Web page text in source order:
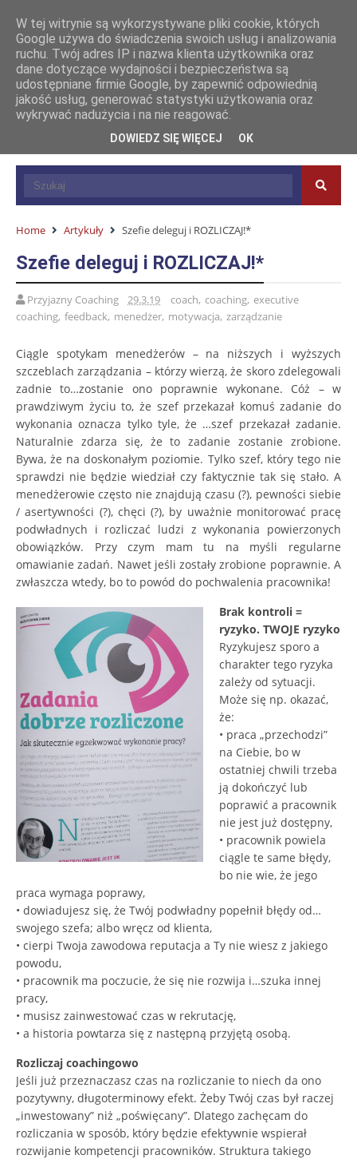
Home Artykuły Szefie deleguj i ROZLICZAJ!*
Szefie deleguj i ROZLICZAJ!*
Przyjazny Coaching 29.3.19 coach, coaching, executive
coaching, feedback, menedżer, motywacja, zarządzanie
Ciągle spotykam menedżerów – na niższych i wyższych
szczeblach zarządzania – którzy wierzą, że skoro zdelegowali
zadnie to…zostanie ono poprawnie wykonane. Cóż – w
prawdziwym życiu to, że szef przekazał komuś zadanie do
wykonania oznacza tylko tyle, że …szef przekazał zadanie.
Naturalnie zdarza się, że to zadanie zostanie zrobione.
Bywa, że na doskonałym poziomie. Tylko szef, który tego nie
sprawdzi nie będzie wiedział czy faktycznie tak się stało. A
menedżerowie często nie znajdują czasu (?), pewności siebie
/ asertywności (?), chęci (?), by uważnie monitorować pracę
podwładnych i rozliczać ludzi z wykonania powierzonych
obowiązków. Przy czym mam tu na myśli regularne
omawianie zadań. Nawet jeśli zostały zrobione poprawnie. A
zwłaszcza wtedy, bo to powód do pochwalenia pracownika!
Brak kontroli =
ryzyko. TWOJE ryzyko
Ryzykujesz sporo a
charakter tego ryzyka
zależy od sytuacji.
Może się np. okazać,
że:
• praca „przechodzi”
na Ciebie, bo w
ostatniej chwili trzeba
ją dokończyć lub
poprawić a pracownik
nie jest już dostępny,
• pracownik powiela
ciągle te same błędy,
bo nie wie, że jego
praca wymaga poprawy,
• dowiadujesz się, że Twój podwładny popełnił błędy od…
swojego szefa; albo wręcz od klienta,
• cierpi Twoja zawodowa reputacja a Ty nie wiesz z jakiego
powodu,
• pracownik ma poczucie, że się nie rozwija i…szuka innej
pracy,
• musisz zainwestować czas w rekrutację,
• a historia powtarza się z następną przyjętą osobą.
Rozliczaj coachingowo
Jeśli już przeznaczasz czas na rozliczanie to niech da ono
pozytywny, długoterminowy efekt. Żeby Twój czas był raczej
„inwestowany” niż „poświęcany”. Dlatego zachęcam do
rozliczania w sposób, który będzie efektywnie wspierał
rozwijanie kompetencji pracowników. Struktura takiego
W tej witrynie są wykorzystywane pliki cookie, których
Google używa do świadczenia swoich usług i analizowania
ruchu. Twój adres IP i nazwa klienta użytkownika oraz
dane dotyczące wydajności i bezpieczeństwa są
udostępniane firmie Google, by zapewnić odpowiednią
jakość usług, generować statystyki użytkowania oraz
wykrywać nadużycia i na nie reagować.
DOWIEDZ SIĘ WIĘCEJ OK